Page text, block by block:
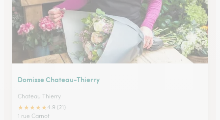
Domisse Chateau-Thierry
Chateau Thierry
★★★★★4.9 (21)
1 rue Carnot